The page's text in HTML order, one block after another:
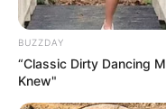
BUZZDAY
“Classic Dirty Dancing
Knew"